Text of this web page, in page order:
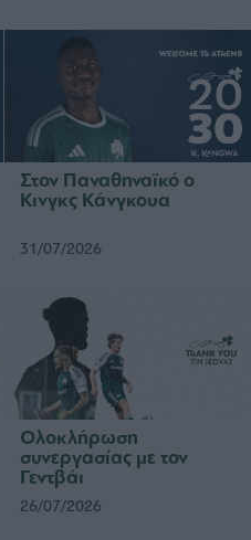
Στον Παναθηναϊκό ο
Κινγκς Κάνγκουα
31/07/2026
Ολοκλήρωση
συνεργασίας με τον
Γεντβάι
26/07/2026